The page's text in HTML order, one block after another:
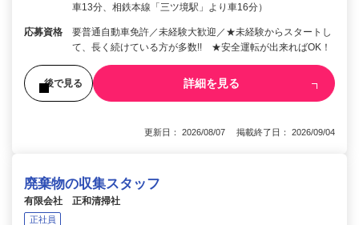
車13分、相鉄本線「三ツ境駅」より車16分）
応募資格
要普通自動車免許／未経験大歓迎／★未経験からスタートし
て、長く続けている方が多数!! ★安全運転が出来ればOK！
後で見る 詳細を見る
更新日： 2026/08/07 掲載終了日： 2026/09/04
廃棄物の収集スタッフ
有限会社 正和清掃社
正社員